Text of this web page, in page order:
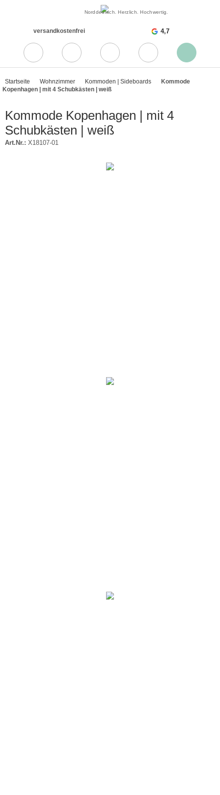
Norddeutsch. Herzlich. Hochwertig.
versandkostenfrei 4,7
Startseite Wohnzimmer Kommoden | Sideboards
Kommode
Kopenhagen | mit 4 Schubkästen | weiß
Kommode Kopenhagen | mit 4
Schubkästen | weiß
Art.Nr.: X18107-01